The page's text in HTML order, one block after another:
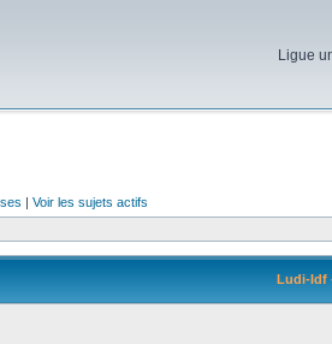
Ligue
| Voir les sujets actifs
Ludi-Idf